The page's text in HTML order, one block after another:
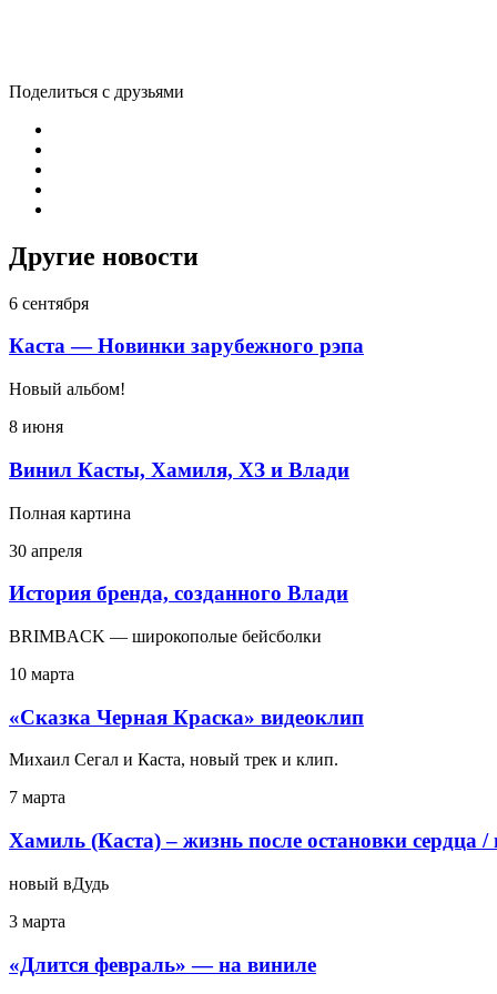
Поделиться с друзьями
Другие новости
6 сентября
Каста — Новинки зарубежного рэпа
Новый альбом!
8 июня
Винил Касты, Хамиля, ХЗ и Влади
Полная картина
30 апреля
История бренда, созданного Влади
BRIMBACK — широкополые бейсболки
10 марта
«Сказка Черная Краска» видеоклип
Михаил Сегал и Каста, новый трек и клип.
7 марта
Хамиль (Каста) – жизнь после остановки сердца /
новый вДудь
3 марта
«Длится февраль» — на виниле